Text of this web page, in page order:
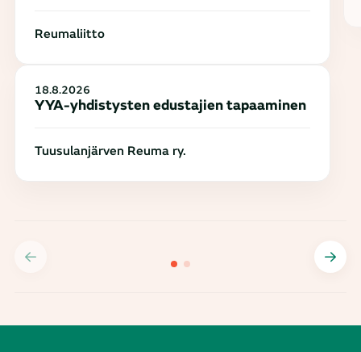
Reumaliitto
18.8.2026
YYA-yhdistysten edustajien tapaaminen
Tuusulanjärven Reuma ry.